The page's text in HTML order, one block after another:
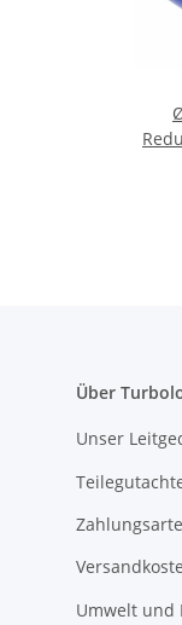
Über
Unser
Umwelt und